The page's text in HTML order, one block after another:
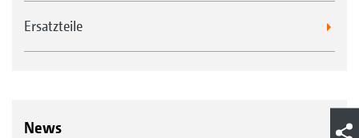
Ersatzteile
News